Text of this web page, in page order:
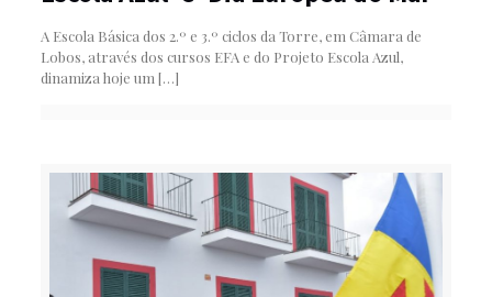
A Escola Básica dos 2.º e 3.º ciclos da Torre, em Câmara de
Lobos, através dos cursos EFA e do Projeto Escola Azul,
dinamiza hoje um […]